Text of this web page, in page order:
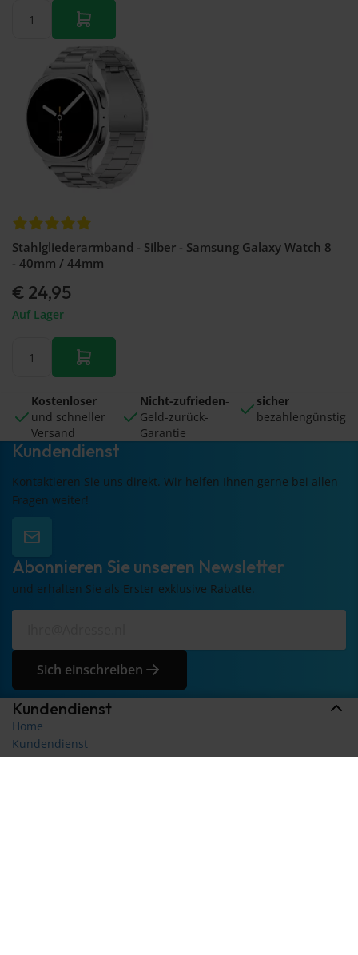
Stahlgliederarmband - Silber - Samsung Galaxy Watch 8
- 40mm / 44mm
€ 24,95
Auf Lager
Kostenloser
und schneller
Versand
Nicht-zufrieden-
Geld-zurück-
Garantie
sicher
bezahlengünstig
Kundendienst
Kontaktieren Sie uns direkt. Wir helfen Ihnen gerne bei allen
Fragen weiter!
Abonnieren Sie unseren Newsletter
und erhalten Sie als Erster exklusive Rabatte.
Sich einschreiben
Kundendienst
Home
Kundendienst
News